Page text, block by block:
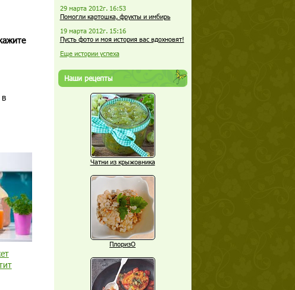
29 марта 2012г. 16:53
Помогли картошка, фрукты и имбирь
19 марта 2012г. 15:16
Пусть фото и моя история вас вдохновят!
Еще истории успеха
Наши рецепты
Чатни из крыжовника
ПлоризО